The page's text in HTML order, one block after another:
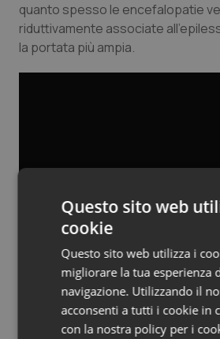
quanto spesso le encefalopatie
riduttivamente associate
la portata più ampia.
Questo sito web
cookie
Questo sito web utilizza i
migliorare la tua esperienza
navigazione. Utilizzando il
acconsenti a tutti i cookie in
con la nostra policy per i